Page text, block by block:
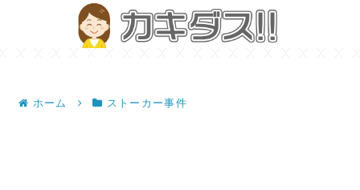
ホーム ストーカー事件